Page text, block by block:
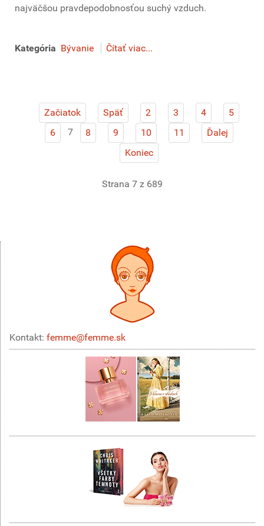
najväčšou pravdepodobnosťou suchý vzduch.
Kategória Bývanie Čítať viac...
Začiatok Späť 2 3 4
5
6
7 8 9 10 11
Ďalej
Koniec
Strana 7 z 689
Kontakt: femme@femme.sk